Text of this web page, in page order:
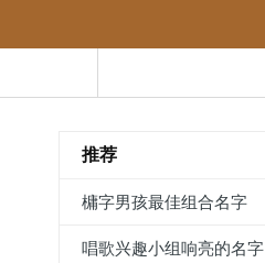
推荐
槦字男孩最佳组合名字
唱歌兴趣小组响亮的名字